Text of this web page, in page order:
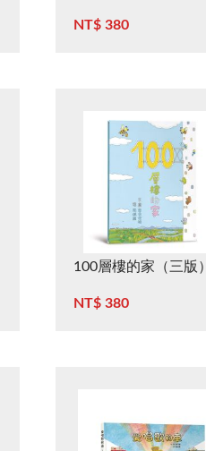
NT$ 380
100層樓的家（三版）
NT$ 380